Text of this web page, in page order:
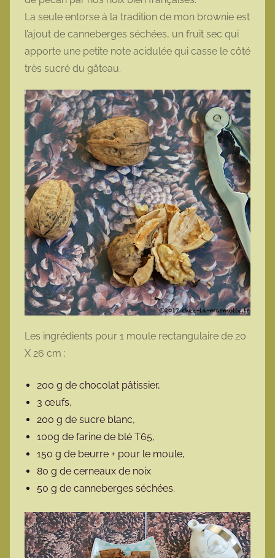
La seule entorse à la tradition de mon brownie est
l’ajout de canneberges séchées, un fruit sec qui
apporte une petite note acidulée qui casse le côté
très sucré du gâteau.
Les ingrédients pour 1 moule rectangulaire de 20
X 26 cm :
200 g de chocolat pâtissier,
3 œufs,
200 g de sucre blanc,
100g de farine de blé T65,
150 g de beurre + pour le moule,
80 g de cerneaux de noix
50 g de canneberges séchées.